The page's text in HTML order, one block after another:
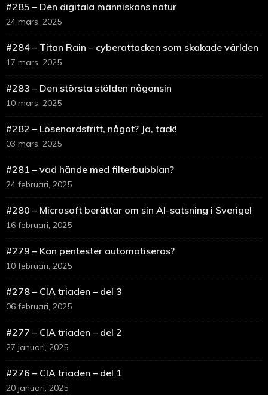
#285 – Den digitala människans natur
24 mars, 2025
#284 – Titan Rain – cyberattacken som skakade världen
17 mars, 2025
#283 – Den största stölden någonsin
10 mars, 2025
#282 – Lösenordsfritt, något? Ja, tack!
03 mars, 2025
#281 – vad hände med filterbubblan?
24 februari, 2025
#280 – Microsoft berättar om sin AI-satsning i Sverige!
16 februari, 2025
#279 – Kan pentester automatiseras?
10 februari, 2025
#278 – CIA triaden – del 3
06 februari, 2025
#277 – CIA triaden – del 2
27 januari, 2025
#276 – CIA triaden – del 1
20 januari, 2025